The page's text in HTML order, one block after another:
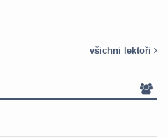
všichni lektoři